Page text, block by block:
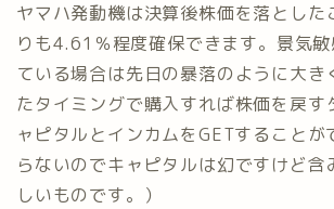
ヤマハ発動機は決算後株価を落とした
りも4.61％程度確保できます。景気
ている場合は先日の暴落のように大き
たタイミングで購入すれば株価を戻す
ャピタルとインカムをGETすることが
らないのでキャピタルは幻ですけど含
しいものです。）